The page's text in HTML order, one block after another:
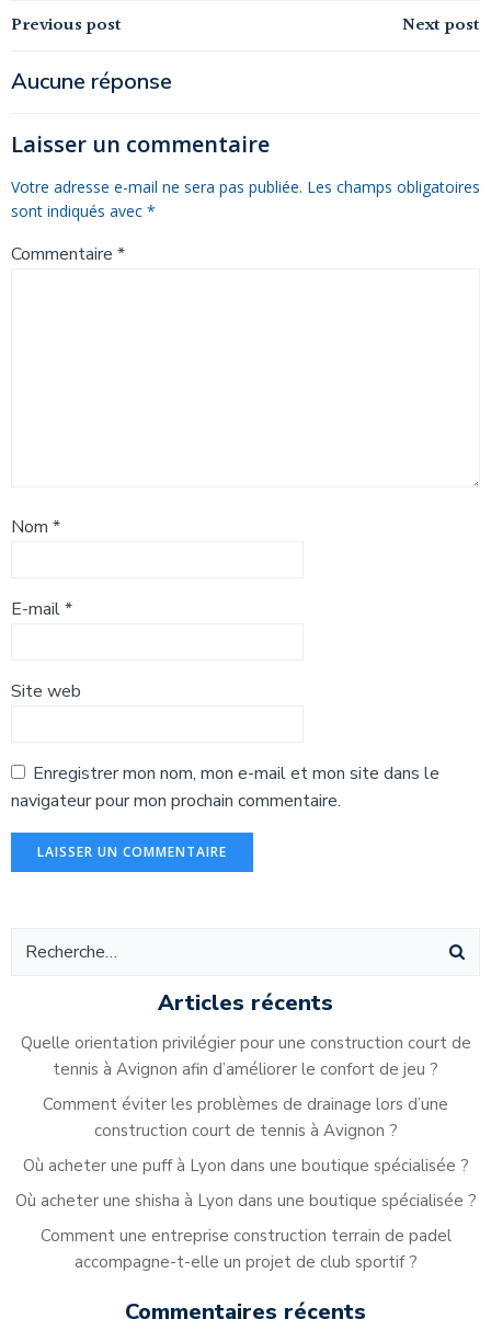
Navigation
de
l’article
Previous post Navigation
l’article
Next post
Aucune réponse
Laisser un commentaire
Votre adresse e-mail ne sera pas publiée. Les champs obligatoires
sont indiqués avec *
Commentaire *
Nom *
E-mail*
Site web
Enregistrer mon nom, mon e-mail et mon site dans le
navigateur pour mon prochain commentaire.
Articles récents
Quelle orientation privilégier pour une construction court de
tennis à Avignon afin d’améliorer le confort de jeu ?
Comment éviter les problèmes de drainage lors d’une
construction court de tennis à Avignon ?
Où acheter une puff à Lyon dans une boutique spécialisée ?
Où acheter une shisha à Lyon dans une boutique spécialisée ?
Comment une entreprise construction terrain de padel
accompagne-t-elle un projet de club sportif ?
Commentaires récents